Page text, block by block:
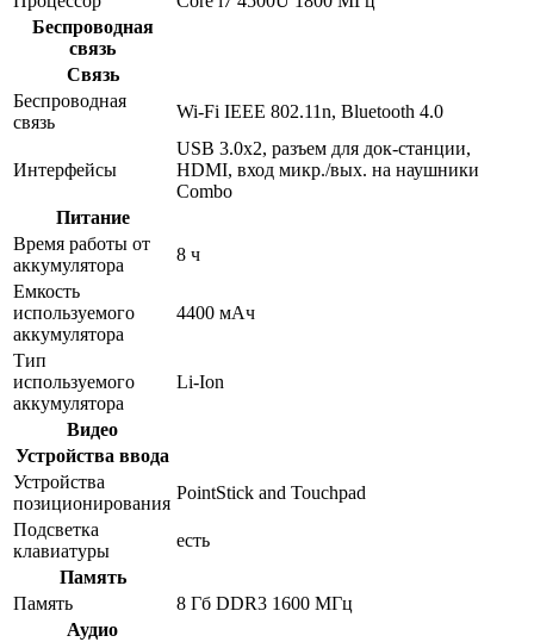
Беспроводная
связь
Связь
Беспроводная
связь
Wi-Fi IEEE 802.11n, Bluetooth 4.0
Интерфейсы
USB 3.0x2, разъем для док-станции,
HDMI, вход микр./вых. на наушники
Combo
Питание
Время работы от
аккумулятора
8 ч
Емкость
используемого
аккумулятора
4400 мАч
Тип
используемого
аккумулятора
Li-Ion
Видео
Устройства ввода
Устройства
позиционирования
PointStick and Touchpad
Подсветка
клавиатуры
есть
Память
Память
8 Гб DDR3 1600 МГц
Аудио